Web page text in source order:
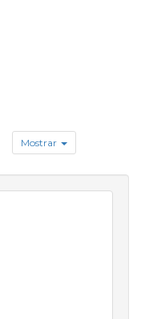
Mostrar